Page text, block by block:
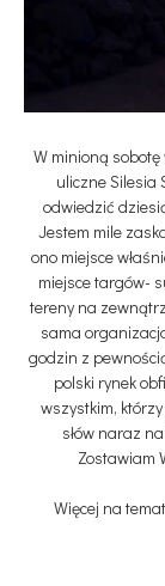
W minioną sobotę
uliczne Silesia
odwiedzić
Jestem mile
ono miejsce
miejsce targów-
tereny na
sama
godzin z
polski rynek
wszystkim,
słów naraz
Zostawiam
Więcej na